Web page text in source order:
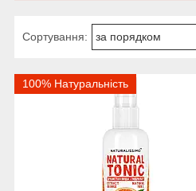
100% Натуральність